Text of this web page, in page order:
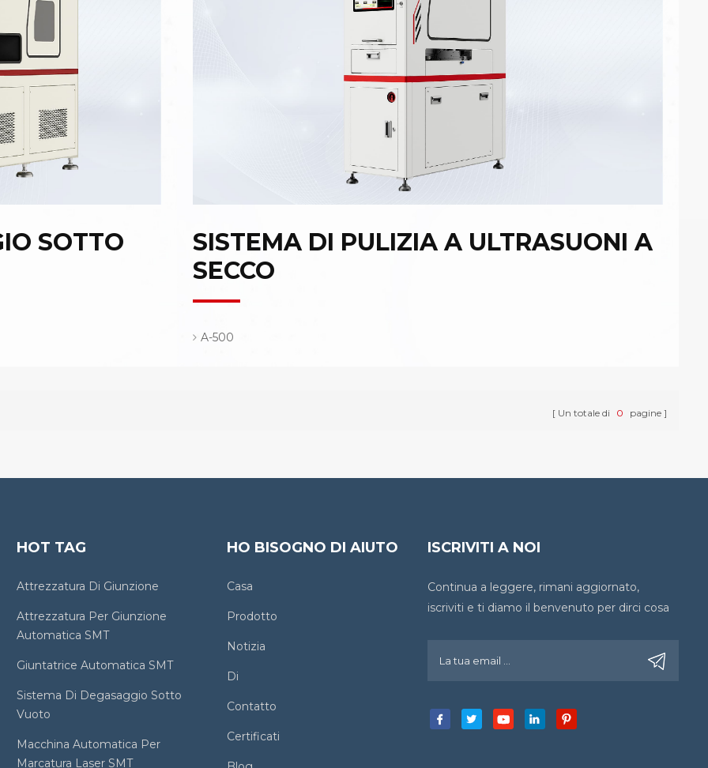
SOTTO
SISTEMA DI PULIZIA A ULTRASUONI A
SECCO
A-500
Un totale di 0 pagine
HOT TAG
Attrezzatura Di Giunzione
Attrezzatura Per Giunzione
Automatica SMT
Giuntatrice Automatica SMT
Sistema Di Degasaggio Sotto
Vuoto
Macchina Automatica Per
Marcatura Laser SMT
HO BISOGNO DI AIUTO
Casa
Prodotto
Notizia
Di
Contatto
Certificati
ISCRIVITI A NOI
Continua a leggere, rimani aggiornato,
iscriviti e ti diamo il benvenuto per dirci cosa